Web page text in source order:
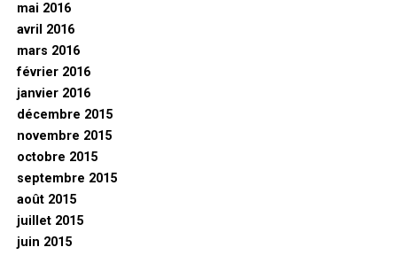
mai 2016
avril 2016
mars 2016
février 2016
janvier 2016
décembre 2015
novembre 2015
octobre 2015
septembre 2015
août 2015
juillet 2015
juin 2015